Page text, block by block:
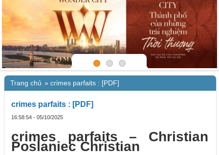
Trang chủ » crimes parfaits : [PDF]
crimes parfaits : [PDF]
16:58:54 - 05/10/2025
crimes parfaits – Christian
Poslaniec Christian